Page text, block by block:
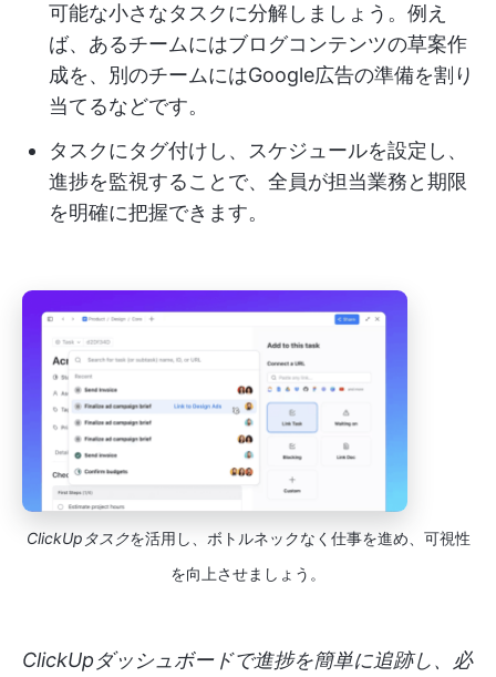
可能な小さなタスクに分解しましょう。例え
ば、あるチームにはブログコンテンツの草案作
成を、別のチームにはGoogle広告の準備を割り
当てるなどです。
タスクにタグ付けし、スケジュールを設定し、
進捗を監視することで、全員が担当業務と期限
を明確に把握できます。
ClickUpタスクを活用し、ボトルネックなく仕事を進め、可視性
を向上させましょう。
ClickUpダッシュボードで進捗を簡単に追跡し、必